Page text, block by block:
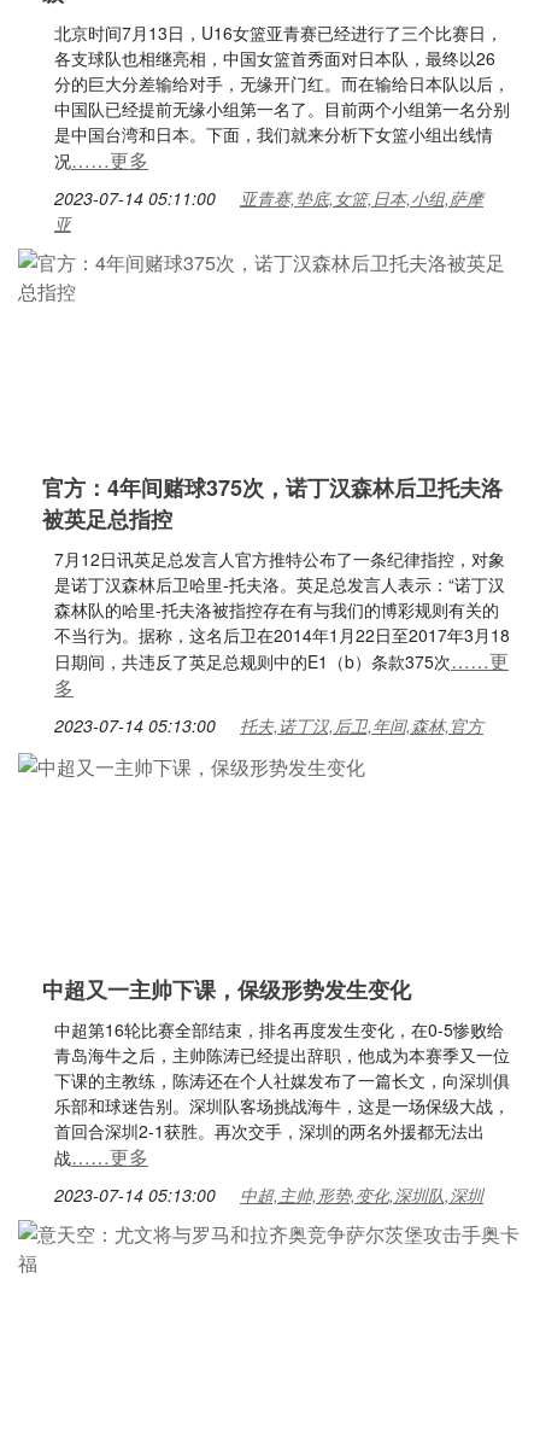
北京时间7月13日，U16女篮亚青赛已经进行了三个比赛日，
各支球队也相继亮相，中国女篮首秀面对日本队，最终以26
分的巨大分差输给对手，无缘开门红。而在输给日本队以后，
中国队已经提前无缘小组第一名了。目前两个小组第一名分别
是中国台湾和日本。下面，我们就来分析下女篮小组出线情
况……更多
2023-07-14 05:11:00
亚青赛,垫底,女篮,日本,小组,萨摩
亚
官方：4年间赌球375次，诺丁汉森林后卫托夫洛
被英足总指控
7月12日讯英足总发言人官方推特公布了一条纪律指控，对象
是诺丁汉森林后卫哈里-托夫洛。英足总发言人表示：“诺丁汉
森林队的哈里-托夫洛被指控存在有与我们的博彩规则有关的
不当行为。据称，这名后卫在2014年1月22日至2017年3月18
日期间，共违反了英足总规则中的E1（b）条款375次……更
多
2023-07-14 05:13:00 托夫,诺丁汉,后卫,年间,森林,官方
中超又一主帅下课，保级形势发生变化
中超第16轮比赛全部结束，排名再度发生变化，在0-5惨败给
青岛海牛之后，主帅陈涛已经提出辞职，他成为本赛季又一位
下课的主教练，陈涛还在个人社媒发布了一篇长文，向深圳俱
乐部和球迷告别。深圳队客场挑战海牛，这是一场保级大战，
首回合深圳2-1获胜。再次交手，深圳的两名外援都无法出
战……更多
2023-07-14 05:13:00 中超,主帅,形势,变化,深圳队,深圳